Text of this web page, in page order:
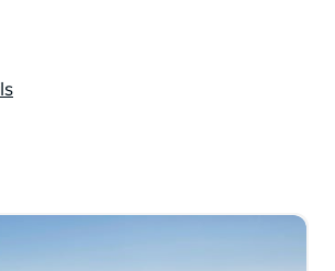
려진 비밀 중 하나인 이 놀라운 지역은
입될 것입니다. Wolgan Valley는 극적
지이기도 합니다. 이 이틀 동안의 산책
의 반딧불이로 가득 찬 터널을 여행하고